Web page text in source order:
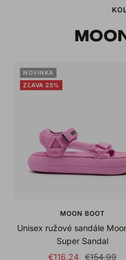
NOVINKA
ZĽAVA 25%
MOON BOOT
Unisex ružové sandále
Super Sandal
Sale
€116,24 Regular
€154,99